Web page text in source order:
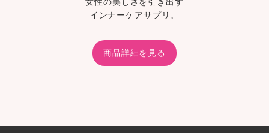
インナーケアサプリ。
商品詳細を見る